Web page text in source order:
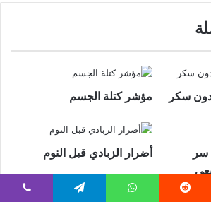
سكر مؤشر كتلة الجسم
سر
أضرار الزبادي قبل النوم